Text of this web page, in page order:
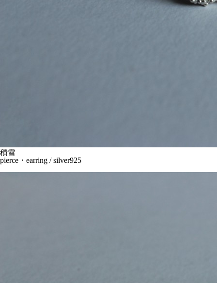
積雪
pierce・earring / silver925